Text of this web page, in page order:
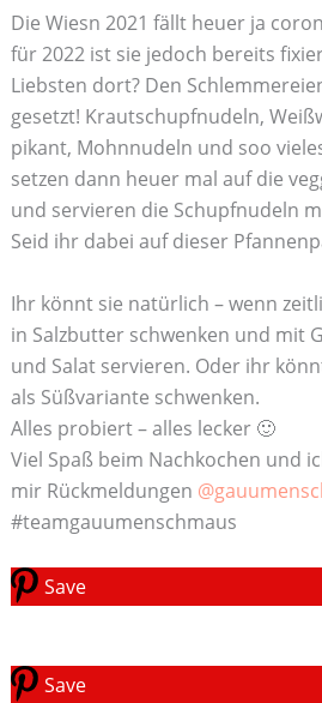
Die Wiesn 2021 fällt heuer ja
für 2022 ist sie jedoch bereits
Liebsten dort? Den
gesetzt! Krautschupfnudeln,
pikant, Mohnnudeln und soo
setzen dann heuer mal auf die
und servieren die Schupfnudeln
Seid ihr dabei auf dieser
Ihr könnt sie natürlich – wenn
in Salzbutter schwenken und mit
und Salat servieren. Oder ihr
als Süßvariante schwenken.
Alles probiert – alles lecker 🙂
Viel Spaß beim Nachkochen und
mir Rückmeldungen
#teamgauumenschmaus
Save
Save